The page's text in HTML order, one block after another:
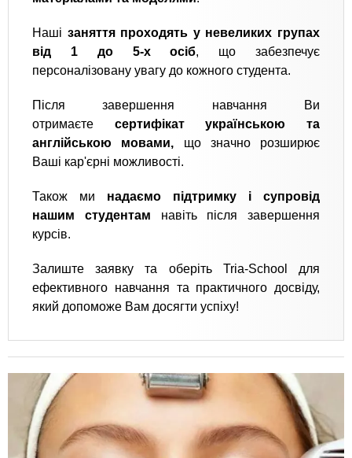
Наші заняття проходять у невеликих групах
від 1 до 5-х осіб, що забезпечує
персоналізовану увагу до кожного студента.
Після завершення навчання Ви
отримаєте сертифікат українською та
англійською мовами, що значно розширює
Ваші кар'єрні можливості.
Також ми надаємо підтримку і супровід
нашим студентам навіть після завершення
курсів.
Залиште заявку та оберіть Tria-School для
ефективного навчання та практичного досвіду,
який допоможе Вам досягти успіху!